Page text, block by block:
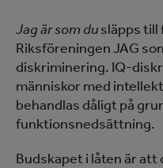
Jag är som dusläpps till
Riksföreningen JAG
diskriminering. IQ-
människor med
behandlas dåligt på
funktionsnedsättning.
Budskapet i låten är att